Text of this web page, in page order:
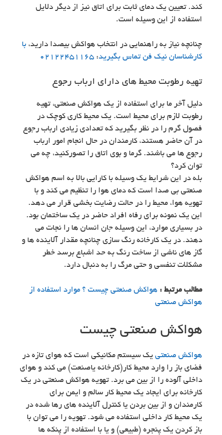
کند. تعیین یک دمای ثابت برای اتاق نیز از دیگر دلایل
استفاده از این وسیله است.
چنانچه نیاز به راهنمایی در انتخاب هواکش بیصدا دارید، با
کارشناسان نیک فن تماس بگیرید:
02122451165
تهیه رطوبت محیط های دارای ارباب رجوع
دلیل آخر ما برای استفاده از یک هواکش صنعتی، تهیه
رطوبت لازم برای محیط است. یک محیط کاری کوچک در
فصول گرم را در نظر بگیرید که تعدادی زیادی ارباب رجوع
در آن حاضر هستند، کارمندان در حال انجام امور ارباب
رجوع ها می باشند. گرما و بوی اتاق را تصورکنید، چه می
توان کرد؟
بله در این شرایط یک وسیله با کارایی بالا به اسم هواکش
صنعتی بی صدا است که دمای هوا را تنظیم می کند و با
تهویه هوا، محیط را در حالت رضایت بخشی قرار می دهد.
این یک نمونه برای رفاه افراد حاضر در یک ساختمان بود.
در بسیاری موارد، این وسیله جان انسان ها را نجات می
دهند. در یک کارخانه رنگ سازی چنانچه مقدار آلاینده ها و
گاز های ناشی از ساخت رنگ به حد اشباع برسد خطر
مشکلات تنفسی و حتی مرگ را به دنبال دارد.
مطالب مرتبط : هواکش صنعتی چیست ؟ موارد استفاده از
هواکش صنعتی
هواکش صنعتی چیست
هواکش صنعتی یک سیستم مکانیکی است که هوای تازه در
فضای باز را وارد محیط کار(کارخانه یاصنعت) می کند و هوای
داخلی آلوده را از بین می برد. تهویه هواکش صنعتی در یک
کارخانه برای ایجاد یک محیط کار سالم و ایمن برای
کارمندان و از بین بردن یا کنترل آلاینده های رها شده در
یک محیط کار داخلی استفاده می شود. تهویه را می توان با
باز کردن یک پنجره (طبیعی) و یا با استفاده از پنکه ها